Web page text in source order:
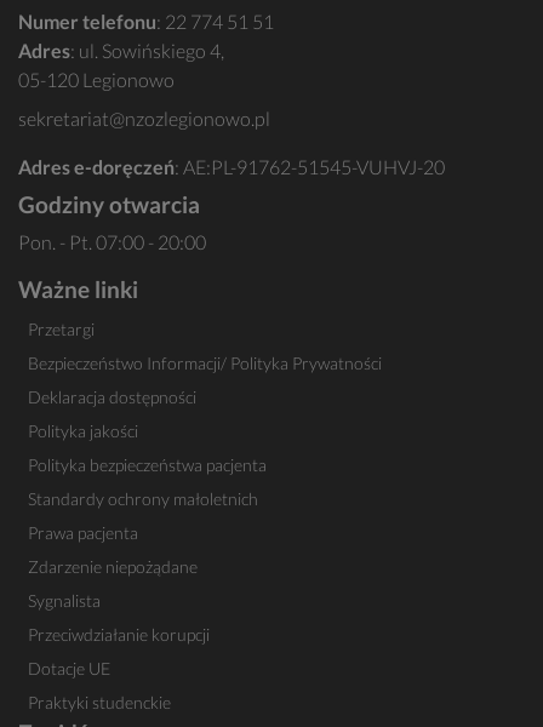
Numer telefonu: 22 774 51 51
Adres: ul. Sowińskiego 4,
05-120 Legionowo
sekretariat@nzozlegionowo.pl
Adres e-doręczeń: AE:PL-91762-51545-VUHVJ-20
Godziny otwarcia
Pon. - Pt. 07:00 - 20:00
Ważne linki
Przetargi
Bezpieczeństwo Informacji/ Polityka Prywatności
Deklaracja dostępności
Polityka jakości
Polityka bezpieczeństwa pacjenta
Standardy ochrony małoletnich
Prawa pacjenta
Zdarzenie niepożądane
Sygnalista
Przeciwdziałanie korupcji
Dotacje UE
Praktyki studenckie